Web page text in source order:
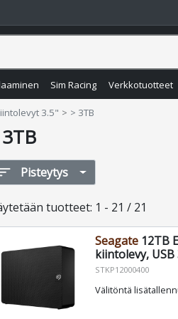
Sim Racing Verkkotuotteet
3.5" > 3TB
Pisteytys
tuotteet: 1 - 21 / 21
Seagate12TB
kiintolevy, USB
STKP12000400
Välitöntä